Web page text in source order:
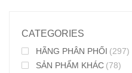
CATEGORIES
HÃNG PHÂN PHỐI (297)
SẢN PHẨM KHÁC (78)